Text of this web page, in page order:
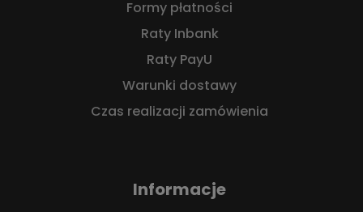
Formy płatności
Raty Inbank
Raty PayU
Warunki dostawy
Czas realizacji zamówienia
Informacje